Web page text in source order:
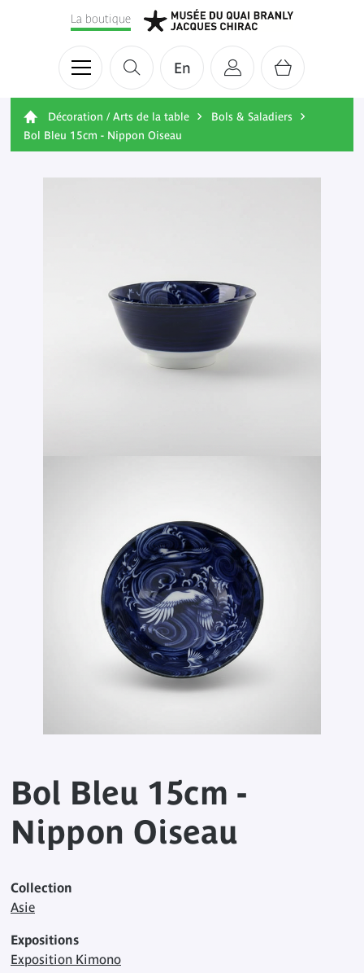
En
La boutique
Décoration / Arts de la table
Bols & Saladiers
Bol Bleu 15cm - Nippon Oiseau
Bol Bleu 15cm -
Nippon Oiseau
Collection
Asie
Expositions
Exposition Kimono